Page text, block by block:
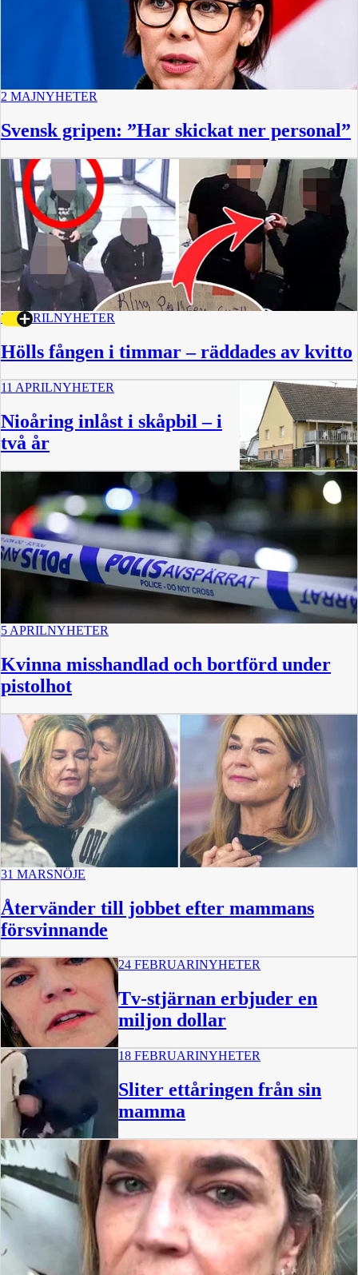
2 MAJNYHETER
Svensk gripen: ”Har skickat ner personal”
28 APRILNYHETER
Hölls fången i timmar – räddades av kvitto
11 APRILNYHETER
Nioåring inlåst i skåpbil – i
två år
5 APRILNYHETER
Kvinna misshandlad och bortförd under
pistolhot
31 MARSNÖJE
Återvänder till jobbet efter mammans
försvinnande
1:26
24 FEBRUARINYHETER
Tv-stjärnan erbjuder en
miljon dollar
0:38
18 FEBRUARINYHETER
Sliter ettåringen från sin
mamma